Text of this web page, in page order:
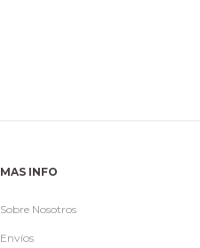
MAS INFO
Sobre Nosotros
Envíos